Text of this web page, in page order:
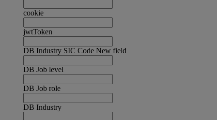
cookie
jwtToken
DB Industry SIC Code New field
DB Job level
DB Job role
DB Industry